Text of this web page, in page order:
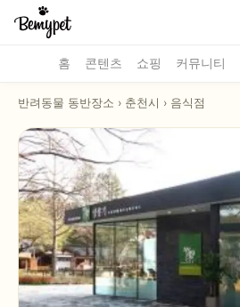
홈 콘텐츠 쇼핑 커뮤니티
반려동물 동반장소 › 춘천시 › 음식점